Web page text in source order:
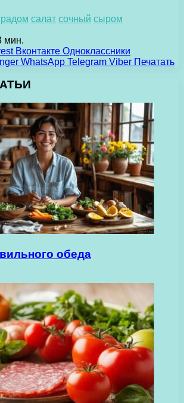
салат сочный сыром
мин.
Вконтакте Одноклассники
WhatsApp Telegram Viber Печатать
обеда